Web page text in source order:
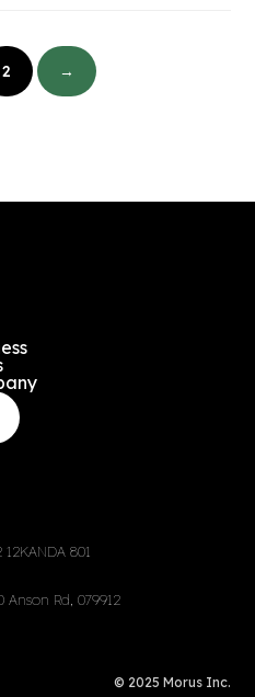
2 →
801
Anson Rd, 079912
© 2025 Morus Inc.